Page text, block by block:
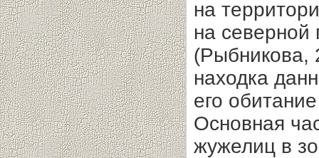
на
на северной
(Рыбникова,
находка
его
Основная
жужелиц в